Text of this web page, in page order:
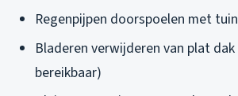
Regenpijpen doorspoelen met
Bladeren verwijderen van plat
bereikbaar)